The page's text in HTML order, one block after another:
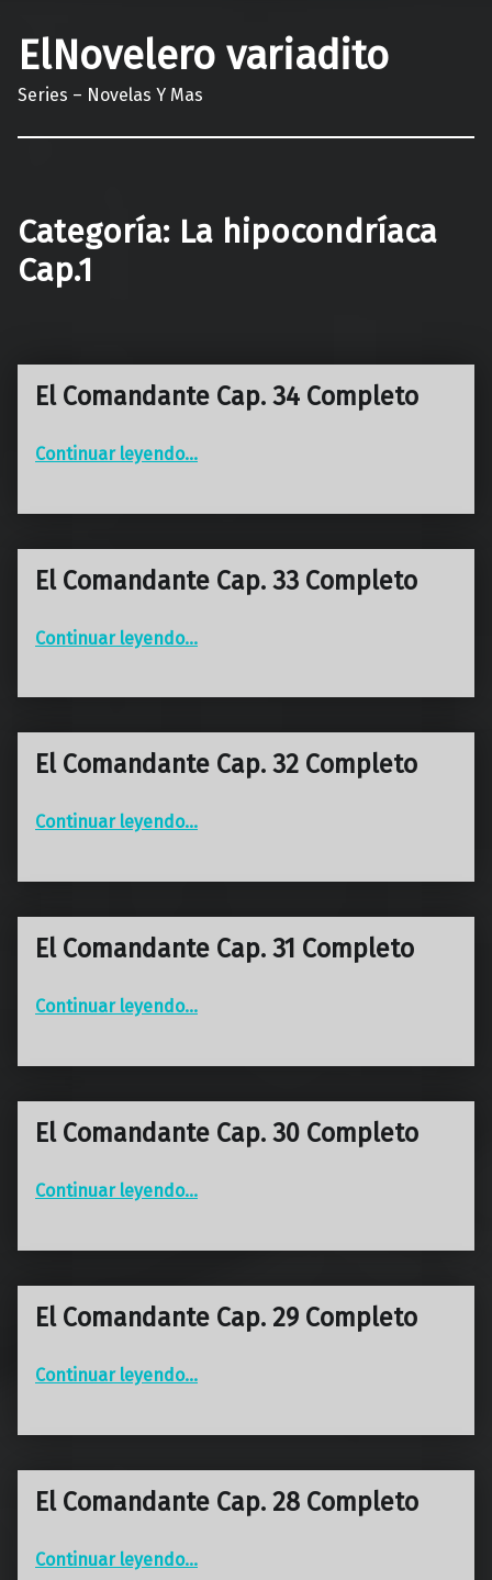
ElNovelero variadito
Series – Novelas Y Mas
Categoría: La hipocondríaca
Cap.1
El Comandante Cap. 34 Completo
Continuar leyendo…
El Comandante Cap. 33 Completo
Continuar leyendo…
El Comandante Cap. 32 Completo
Continuar leyendo…
El Comandante Cap. 31 Completo
Continuar leyendo…
El Comandante Cap. 30 Completo
Continuar leyendo…
El Comandante Cap. 29 Completo
Continuar leyendo…
El Comandante Cap. 28 Completo
Continuar leyendo…